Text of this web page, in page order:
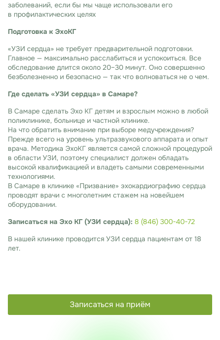
заболеваний, если бы мы чаще использовали его
в профилактических целях
Подготовка к ЭхоКГ
«УЗИ сердца» не требует предварительной подготовки.
Главное — максимально расслабиться и успокоиться. Все
обследование длится около 20–30 минут. Оно совершенно
безболезненно и безопасно — так что волноваться не о чем.
Где сделать «УЗИ сердца» в Самаре?
В Самаре сделать Эхо КГ детям и взрослым можно в любой
поликлинике, больнице и частной клинике.
На что обратить внимание при выборе медучреждения?
Прежде всего на уровень ультразвукового аппарата и опыт
врача. Методика ЭхоКГ является самой сложной процедурой
в области УЗИ, поэтому специалист должен обладать
высокой квалификацией и владеть самыми современными
технологиями.
В Самаре в клинике «Призвание» эхокардиографию сердца
проводят врачи с многолетним стажем на новейшем
оборудовании.
Записаться на Эхо КГ (УЗИ сердца): 8 (846) 300-40-72
В нашей клинике проводится УЗИ сердца пациентам от 18
лет.
Записаться на приём